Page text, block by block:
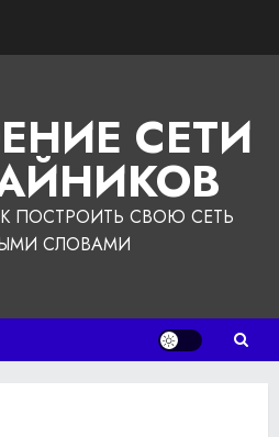
СЕТИ
ПОСТРОИТЬ СВОЮ СЕТЬ
СЛОВАМИ